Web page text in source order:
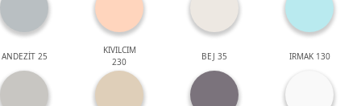
ANDEZİT 25
KIVILCIM
230
BEJ 35 IRMAK 130